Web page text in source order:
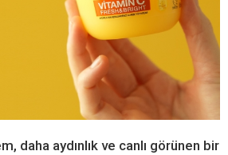
daha aydınlık ve canlı görünen bir